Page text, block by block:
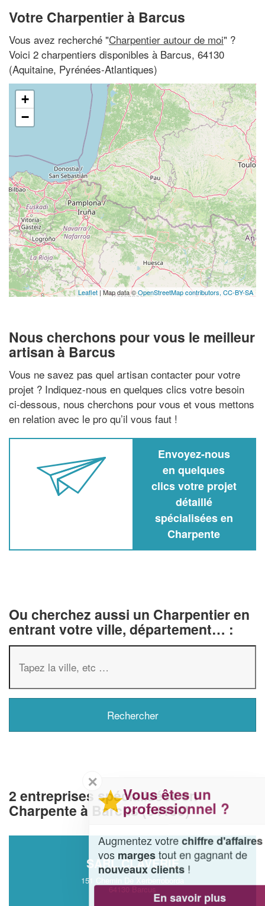
Votre Charpentier à Barcus
Vous avez recherché "Charpentier autour de moi" ?
Voici 2 charpentiers disponibles à Barcus, 64130
(Aquitaine, Pyrénées-Atlantiques)
+
−
Leaflet | Map data ©OpenStreetMap contributors, CC-BY-SA
Nous cherchons pour vous le meilleur
artisan à Barcus
Vous ne savez pas quel artisan contacter pour votre
projet ? Indiquez-nous en quelques clics votre besoin
ci-dessous, nous cherchons pour vous et vous mettons
en relation avec le pro qu’il vous faut !
Envoyez-nous
en quelques
clics votre projet
détaillé
spécialisées en
Charpente
Ou cherchez aussi un Charpentier en
entrant votre ville, département… :
2 entreprises spécialisées en
Charpente à Barcus (64130)
SARL CLAVERIE
151 Chemin De Xerberroborda
64130 Barcus
Vous êtes un
professionnel ?
Augmentez votrechiffre d'affaireset
margestout en gagnant de
nouveaux clients!
En savoir plus